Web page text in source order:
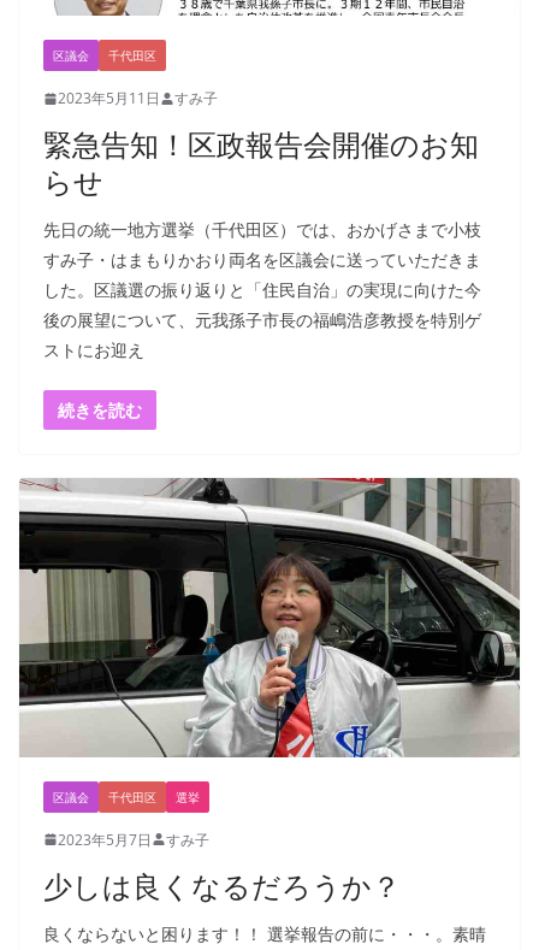
区議会 千代田区
2023年5月11日 すみ子
緊急告知！区政報告会開催のお知
らせ
先日の統一地方選挙（千代田区）では、おかげさまで小枝
すみ子・はまもりかおり両名を区議会に送っていただきま
した。区議選の振り返りと「住民自治」の実現に向けた今
後の展望について、元我孫子市長の福嶋浩彦教授を特別ゲ
ストにお迎え
続きを読む
区議会 千代田区 選挙
2023年5月7日 すみ子
少しは良くなるだろうか？
良くならないと困ります！！ 選挙報告の前に・・・。素晴